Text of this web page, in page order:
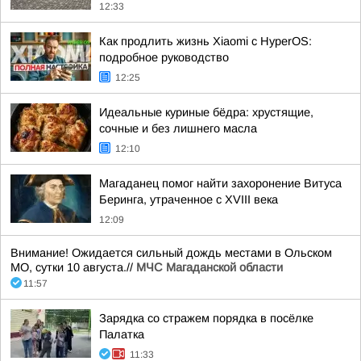
12:33
Как продлить жизнь Xiaomi с HyperOS:
подробное руководство
12:25
Идеальные куриные бёдра: хрустящие,
сочные и без лишнего масла
12:10
Магаданец помог найти захоронение Витуса
Беринга, утраченное с XVIII века
12:09
Внимание! Ожидается сильный дождь местами в Ольском
МО, сутки 10 августа.// МЧС Магаданской области
11:57
Зарядка со стражем порядка в посёлке
Палатка
11:33